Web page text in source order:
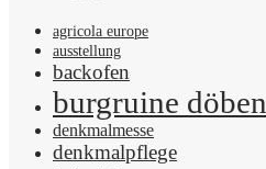
agricola europe
ausstellung
backofen
burgruine döben
denkmalmesse
denkmalpflege